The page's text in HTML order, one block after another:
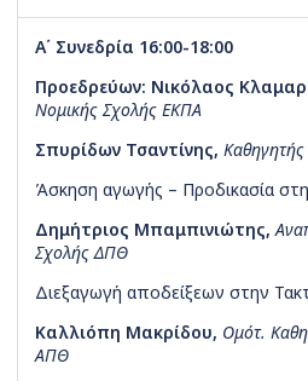
Α΄ Συνεδρία 16:00-18:00
Προεδρεύων: Νικόλαος
Νομικής Σχολής ΕΚΠΑ
Σπυρίδων Τσαντίνης,
Άσκηση αγωγής – Προδικασία
Δημήτριος Μπαμπινιώτης,
Σχολής ΔΠΘ
Διεξαγωγή αποδείξεων στην
Καλλιόπη Μακρίδου, Ομότ.
ΑΠΘ